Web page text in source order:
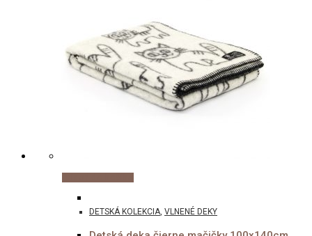
DETSKÁ KOLEKCIA VLNENÉ DEKY